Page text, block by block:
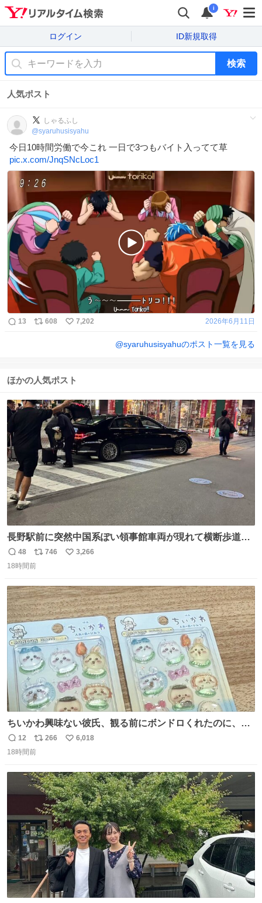
i
ログイン ID新規取得
検索
人気ポスト
しゃるふし
@syaruhusisyahu
今日10時間労働で今これ 一日で3つもバイト入ってて草
pic.x.com/JnqSNcLoc1
13 608 7,202 2026年6月11日
@syaruhusisyahuのポスト一覧を見る
ほかの人気ポスト
長野駅前に突然中国系ぽい領事館車両が現れて横断歩道に
停車して普通に荷物下ろし始めたけど超法規的活動だから
治外法権なのすごい
返
信
48
リ
ポ
ト
数
746
い
数
3,266
18時間前
ちいかわ興味ない彼氏、観る前にボンドロくれたのに、見
た後に返却求められた。くそう。
返
信
12
リ
ポ
ト
数
266
い
数
6,018
18時間前